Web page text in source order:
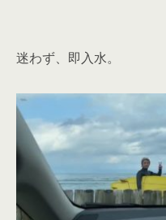
迷わず、即入水。